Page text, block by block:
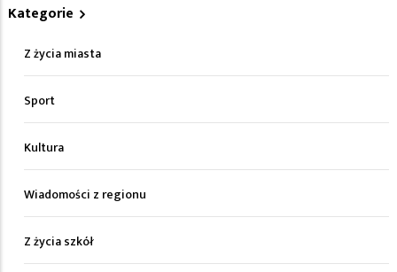
Kategorie
Z życia miasta
Sport
Kultura
Wiadomości z regionu
Z życia szkół